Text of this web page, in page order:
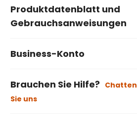
Produktdatenblatt und
Gebrauchsanweisungen
Business-Konto
Brauchen Sie Hilfe? Chatten
Sie uns